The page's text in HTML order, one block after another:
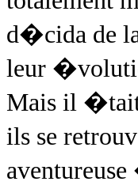
d�cida de
leur
Mais il
ils se